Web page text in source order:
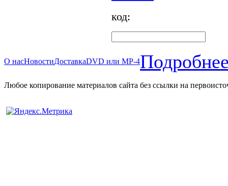
код:
О насНовостиДоставкаDVD или MP-4
Любое копирование материалов сайта без ссылки на